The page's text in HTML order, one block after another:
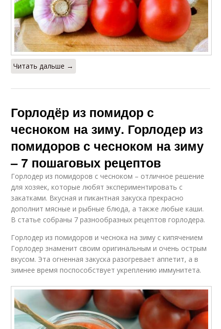
Читать дальше →
Горлодёр из помидор с
чесноком на зиму. Горлодер из
помидоров с чесноком на зиму
– 7 пошаговых рецептов
Горлодер из помидоров с чесноком – отличное решение
для хозяек, которые любят экспериментировать с
закатками. Вкусная и пикантная закуска прекрасно
дополнит мясные и рыбные блюда, а также любые каши.
В статье собраны 7 разнообразных рецептов горлодера.
Горлодер из помидоров и чеснока на зиму с кипячением
Горлодер знаменит своим оригинальным и очень острым
вкусом. Эта огненная закуска разогревает аппетит, а в
зимнее время поспособствует укреплению иммунитета.